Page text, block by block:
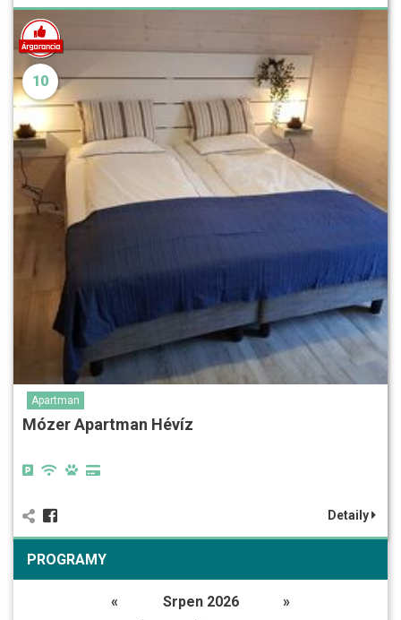
10
Apartman
Mózer Apartman Hévíz
Detaily
PROGRAMY
« Srpen 2026
»